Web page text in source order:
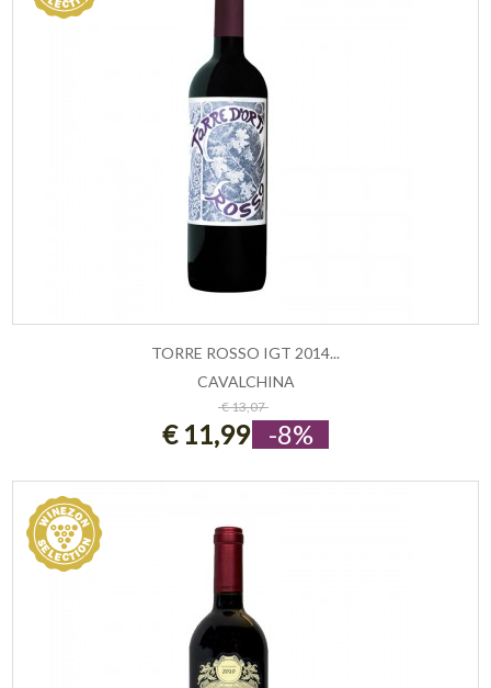
ESAURITO
TORRE ROSSO IGT 2014...
CAVALCHINA
€ 13,07
€ 11,99 -8%